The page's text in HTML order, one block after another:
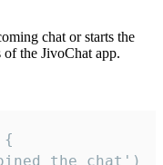
chat or starts the
the JivoChat app.
{